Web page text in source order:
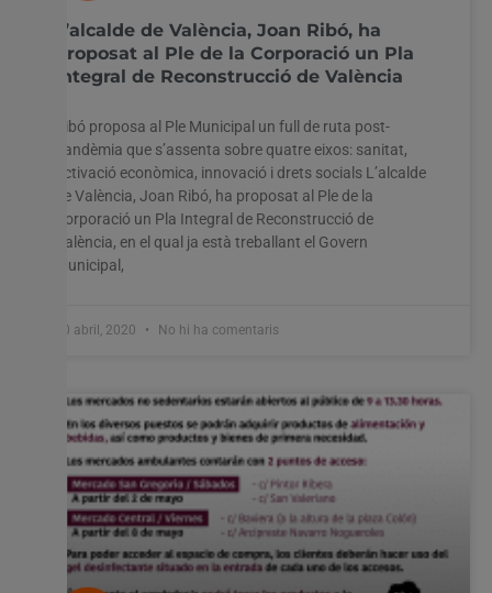
L’alcalde de València, Joan Ribó, ha
proposat al Ple de la Corporació un Pla
Integral de Reconstrucció de València
Ribó proposa al Ple Municipal un full de ruta post-
pandèmia que s’assenta sobre quatre eixos: sanitat,
activació econòmica, innovació i drets socials L’alcalde
de València, Joan Ribó, ha proposat al Ple de la
Corporació un Pla Integral de Reconstrucció de
València, en el qual ja està treballant el Govern
Municipal,
30 abril, 2020 No hi ha comentaris